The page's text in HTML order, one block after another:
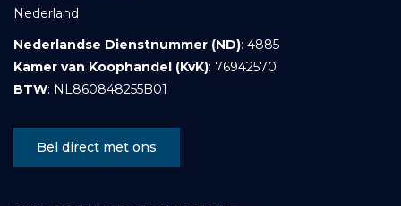
Nederland
Nederlandse Dienstnummer (ND): 4885
Kamer van Koophandel (KvK): 76942570
BTW: NL860848255B01
Bel direct met ons